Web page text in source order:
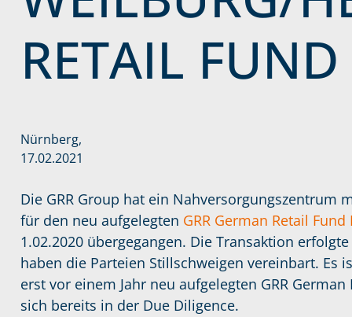
RETAIL
Nürnberg,
17.02.2021
Die GRR Group hat ein Nahversorgungszentrum
für den neu aufgelegten GRR German Retail Fund
1.02.2020 übergegangen. Die Transaktion
haben die Parteien Stillschweigen vereinbart. Es
erst vor einem Jahr neu aufgelegten GRR
sich bereits in der Due Diligence.